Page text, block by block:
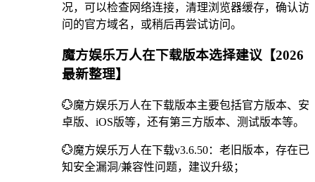
况，可以检查网络连接，清理浏览器缓存，确认访
问的官方域名，或稍后再尝试访问。
魔方娱乐万人在下载版本选择建议【2026
最新整理】
💮魔方娱乐万人在下载版本主要包括官方版本、安
卓版、iOS版等，还有第三方版本、测试版本等。
💮魔方娱乐万人在下载v3.6.50：老旧版本，存在已
知安全漏洞/兼容性问题，建议升级；